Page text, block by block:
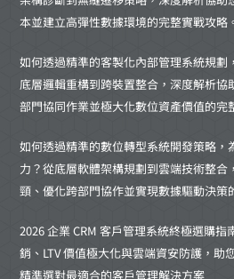
本並建立高彈性數據環境的完整實戰攻略
如何透過精準的客製化內部管理系統規
底層邏輯重構到跨裝置整合，深度解析
部門協同作業並極大化數位資產價值的完
如何透過精準的數位轉型系統開發策略
力？從底層軟體架構規劃到雲端技術整
頸、優化跨部門協作並實現數據驅動決策
2026 企業 CRM 客戶管理系統終極選購指
銷、LTV 價值極大化與雲端資安防護，助
精準選對最適合的客戶管理解決方案